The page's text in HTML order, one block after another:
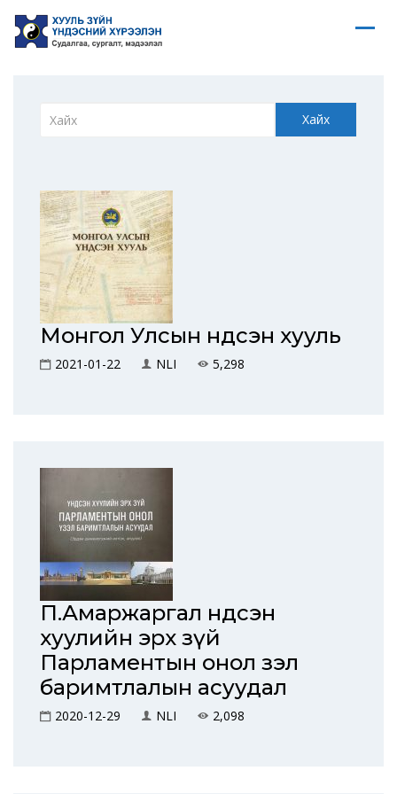
Хайх
Монгол Улсын Үндсэн хууль
2021-01-22 NLI 5,298
П.Амаржаргал Үндсэн
хуулийн эрх зүй
Парламентын онол Үзэл
баримтлалын асуудал
2020-12-29 NLI 2,098